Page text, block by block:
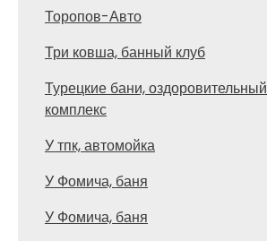
Торопов-Авто
Три ковша, банный клуб
Турецкие бани, оздоровительный
комплекс
У тпк, автомойка
У Фомича, баня
У Фомича, баня